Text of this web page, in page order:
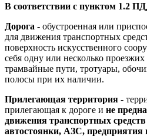
В соответствии с пунктом 1.2
Дорога - обустроенная или
для движения транспортных
поверхность искусственного
себя одну или несколько проезжих
трамвайные пути, тротуары,
полосы при их наличии.
Прилегающая территория -
прилегающая к дороге и не
движения транспортных
автостоянки, АЗС, предприятия